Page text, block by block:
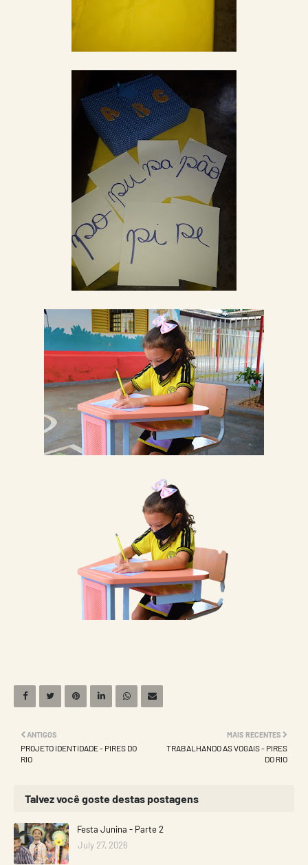
MAIS RECENTES
TRABALHANDO AS VOGAIS - PIRES
DO RIO
ANTIGOS
PROJETO IDENTIDADE - PIRES DO
RIO
Talvez você goste destas postagens
Festa Junina - Parte 2
July 27, 2026